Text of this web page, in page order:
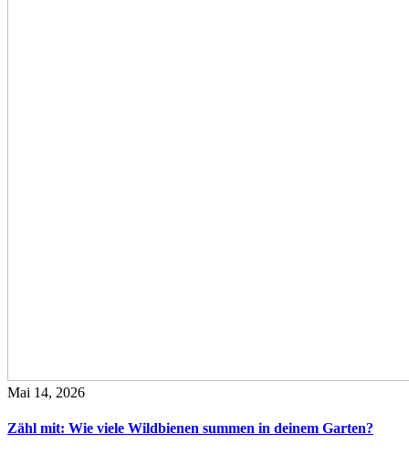
Mai 14, 2026
Zähl mit: Wie viele Wildbienen summen in deinem Garten?